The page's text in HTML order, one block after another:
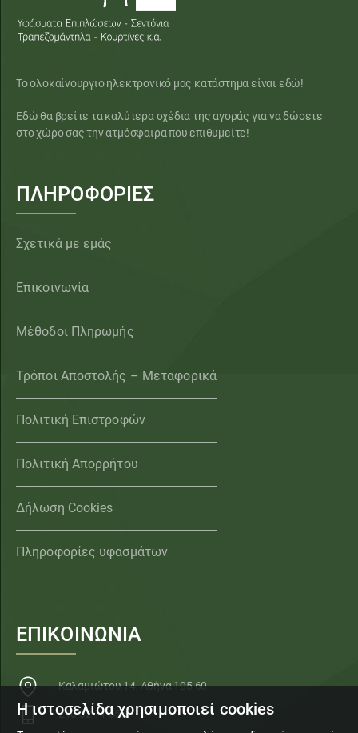
Το ολοκαίνουργιο ηλεκτρονικό μας κατάστημα είναι εδώ!
Εδώ θα βρείτε τα καλύτερα σχέδια της αγοράς για να δώσετε
στο χώρο σας την ατμόσφαιρα που επιθυμείτε!
ΠΛΗΡΟΦΟΡΙΕΣ
Σχετικά με εμάς
Επικοινωνία
Μέθοδοι Πληρωμής
Τρόποι Αποστολής – Μεταφορικά
Πολιτική Επιστροφών
Πολιτική Απορρήτου
Δήλωση Cookies
Πληροφορίες υφασμάτων
ΕΠΙΚΟΙΝΩΝΙΑ
Καλαμιώτου 14, Αθήνα 105 60
210 32 11 553
Η ιστοσελίδα χρησιμοποιεί cookies